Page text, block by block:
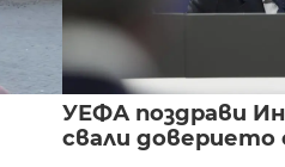
УЕФА поздрави
свали